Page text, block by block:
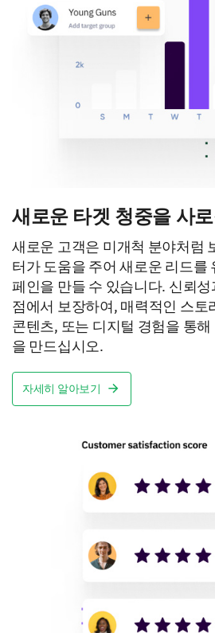
새로운 타겟 청중을 사
새로운 고객은 미개척 분야처럼
터가 도움을 주어 새로운 리드를
페인을 만들 수 있습니다. 신뢰
점에서 보장하여, 매력적인 스토
콘텐츠, 또는 디지털 경험을 통
을 만드십시오.
자세히 알아보기